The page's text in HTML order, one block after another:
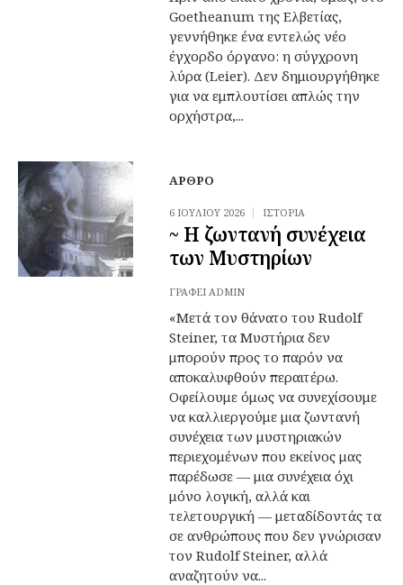
Goetheanum της Ελβετίας,
γεννήθηκε ένα εντελώς νέο
έγχορδο όργανο: η σύγχρονη
λύρα (Leier). Δεν δημιουργήθηκε
για να εμπλουτίσει απλώς την
ορχήστρα,...
ΆΡΘΡΟ
6 ΙΟΥΛΊΟΥ 2026 ΙΣΤΟΡΊΑ
~ Η ζωντανή συνέχεια
των Μυστηρίων
ΓΡΆΦΕΙ ADMIN
«Μετά τον θάνατο του Rudolf
Steiner, τα Μυστήρια δεν
μπορούν προς το παρόν να
αποκαλυφθούν περαιτέρω.
Οφείλουμε όμως να συνεχίσουμε
να καλλιεργούμε μια ζωντανή
συνέχεια των μυστηριακών
περιεχομένων που εκείνος μας
παρέδωσε — μια συνέχεια όχι
μόνο λογική, αλλά και
τελετουργική — μεταδίδοντάς τα
σε ανθρώπους που δεν γνώρισαν
τον Rudolf Steiner, αλλά
αναζητούν να...